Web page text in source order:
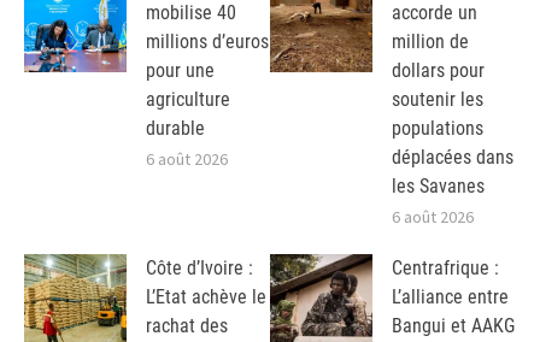
mobilise 40
millions d’euros
pour une
agriculture
durable
6 août 2026
accorde un
million de
dollars pour
soutenir les
populations
déplacées dans
les Savanes
6 août 2026
Côte d’Ivoire :
L’Etat achève le
rachat des
Centrafrique :
L’alliance entre
Bangui et AAKG